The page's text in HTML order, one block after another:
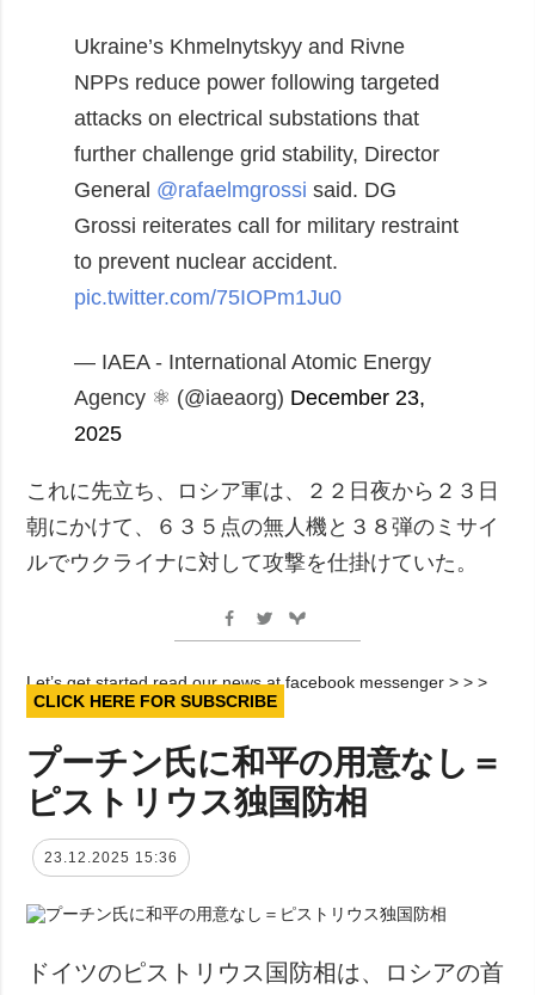
Ukraine’s Khmelnytskyy and Rivne
NPPs reduce power following targeted
attacks on electrical substations that
further challenge grid stability, Director
General @rafaelmgrossi said. DG
Grossi reiterates call for military restraint
to prevent nuclear accident.
pic.twitter.com/75IOPm1Ju0
— IAEA - International Atomic Energy
Agency ⚛️ (@iaeaorg) December 23,
2025
これに先立ち、ロシア軍は、２２日夜から２３日
朝にかけて、６３５点の無人機と３８弾のミサイ
ルでウクライナに対して攻撃を仕掛けていた。
Let’s get started read our news at facebook messenger > > >
CLICK HERE FOR SUBSCRIBE
プーチン氏に和平の用意なし＝
ピストリウス独国防相
23.12.2025 15:36
ドイツのピストリウス国防相は、ロシアの首